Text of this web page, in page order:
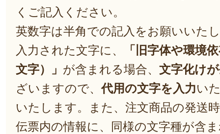
くご記入ください。
英数字は半角での記入をお願いいた
入力された文字に、
「旧字体や環境
文字）」 が含まれる場合、 文字化け
ざいますので、代用の文字を入力い
いたします。また、注文商品の発送
伝票内の情報に、同様の文字種が含